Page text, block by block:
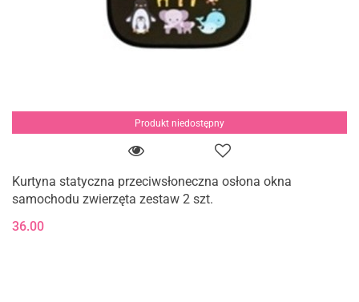
Produkt niedostępny
Kurtyna statyczna przeciwsłoneczna osłona okna
samochodu zwierzęta zestaw 2 szt.
36.00